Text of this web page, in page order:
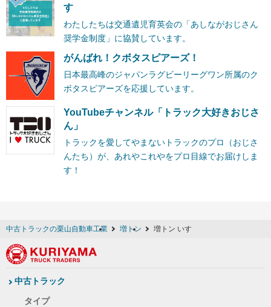
す
わたしたちは交通遺児育英会の「あしながおじさん
奨学金制度」に協賛しています。
がんばれ！クボタスピアーズ！
日本最高峰のジャパンラグビーリーグワン所属のク
ボタスピアーズを応援しています。
YouTubeチャンネル「トラック大好きおじさ
ん」
トラックを愛してやまないトラックのプロ（おじさ
んたち）が、あれやこれやをプロ目線でお届けしま
す！
中古トラックの栗山自動車工業 増トン 増トン いすゞ
中古トラック
タイプ